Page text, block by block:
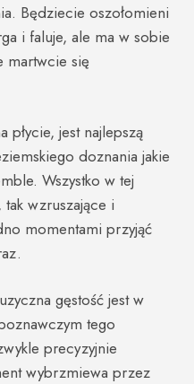
Będziecie oszołomieni
i faluje, ale ma w sobie
martwcie się
płycie, jest najlepszą
doznania jakie
Wszystko w tej
wzruszające i
momentami przyjąć
gęstość jest w
tego
precyzyjnie
wybrzmiewa przez